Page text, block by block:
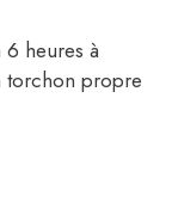
6 heures à
torchon propre